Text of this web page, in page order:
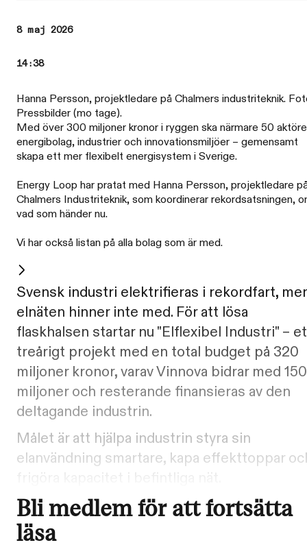
8 maj 2026
14:38
Hanna Persson, projektledare på Chalmers industriteknik.
Pressbilder (mo tage).
Med över 300 miljoner kronor i ryggen ska närmare 50
energibolag, industrier och innovationsmiljöer – gemensamt
skapa ett mer flexibelt energisystem i Sverige.
Energy Loop har pratat med Hanna Persson, projektledare
Chalmers Industriteknik, som koordinerar rekordsatsningen,
vad som händer nu.
Vi har också listan på alla bolag som är med.
Svensk industri elektrifieras i rekordfart,
elnäten hinner inte med. För att lösa
flaskhalsen startar nu "Elflexibel Industri" –
treårigt projekt med en total budget på 320
miljoner kronor, varav Vinnova bidrar med 150
miljoner och resterande finansieras av den
deltagande industrin.
Målet är att hjälpa industrin styra sin
elanvändning smartare, kapa effekttoppar
Bli medlem för att fortsätta
läsa